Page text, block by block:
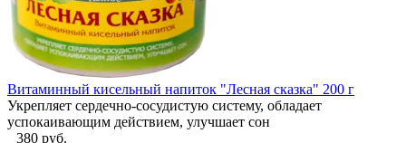
Витаминный кисельный напиток "Лесная сказка" 200 г
Укрепляет сердечно-сосудистую систему, обладает
успокаивающим действием, улучшает сон
380 руб.